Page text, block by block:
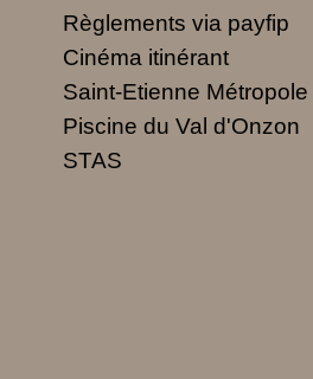
Règlements via payfip
Cinéma itinérant
Saint-Etienne Métropole
Piscine du Val d'Onzon
STAS